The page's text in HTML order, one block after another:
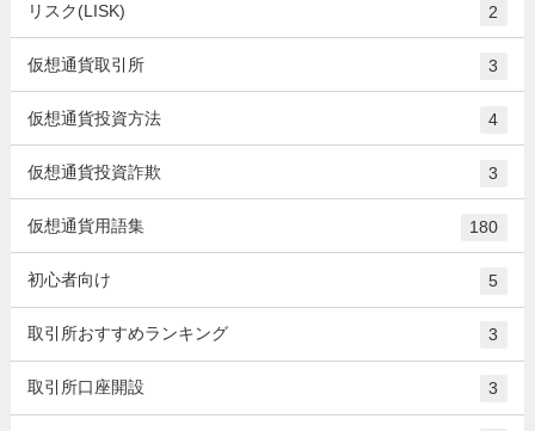
リスク(LISK) 2
仮想通貨取引所 3
仮想通貨投資方法 4
仮想通貨投資詐欺 3
仮想通貨用語集 180
初心者向け 5
取引所おすすめランキング 3
取引所口座開設 3